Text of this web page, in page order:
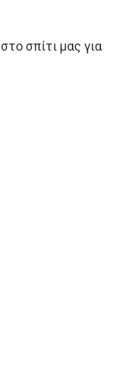
σπίτι μας για